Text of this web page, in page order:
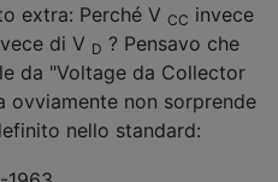
extra: Perché V CC invece
di V D ? Pensavo che
da "Voltage da Collector
ovviamente non sorprende
nello standard: